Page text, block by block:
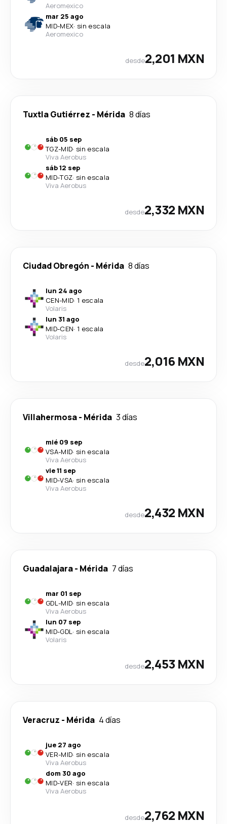
Aeromexico
mar 25 ago
MID-MEX· sin escala
Aeromexico
desde2,201 MXN
Tuxtla Gutiérrez - Mérida 8 días
sáb 05 sep
TGZ-MID· sin escala
Viva Aerobus
sáb 12 sep
MID-TGZ· sin escala
Viva Aerobus
desde2,332 MXN
Ciudad Obregón - Mérida 8 días
lun 24 ago
CEN-MID· 1 escala
Volaris
lun 31 ago
MID-CEN· 1 escala
Volaris
desde2,016 MXN
Villahermosa- Mérida 3 días
mié 09 sep
VSA-MID· sin escala
Viva Aerobus
vie 11 sep
MID-VSA· sin escala
Viva Aerobus
desde2,432 MXN
Guadalajara- Mérida 7 días
mar 01 sep
GDL-MID· sin escala
Viva Aerobus
lun 07 sep
MID-GDL· sin escala
Volaris
desde2,453 MXN
Veracruz - Mérida 4 días
jue 27 ago
VER-MID· sin escala
Viva Aerobus
dom 30 ago
MID-VER· sin escala
Viva Aerobus
desde2,762 MXN